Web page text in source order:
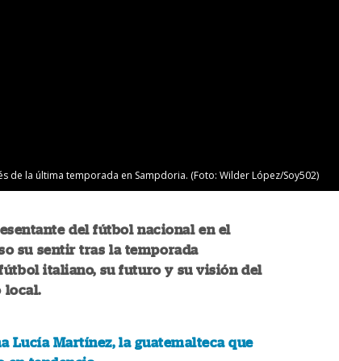
de la última temporada en Sampdoria. (Foto: Wilder López/Soy502)
del fútbol nacional en el
su sentir tras la temporada
italiano, su futuro y su visión del
local.
Lucía Martínez, la guatemalteca que